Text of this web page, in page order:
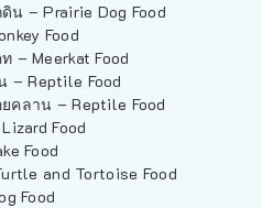
น – Prairie Dog Food
Food
– Meerkat Food
– Reptile Food
คลาน – Reptile Food
Food
Food
and Tortoise Food
Food